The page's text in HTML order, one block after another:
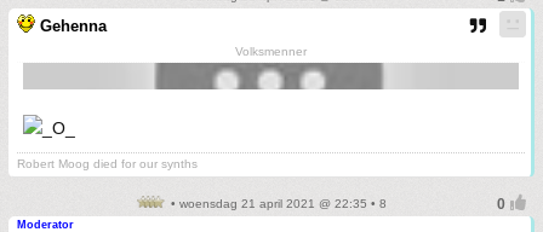
Gehenna
Volksmenner
Robert Moog died for our synths
• woensdag 21 april 2021 @ 22:35 • 8
Moderator